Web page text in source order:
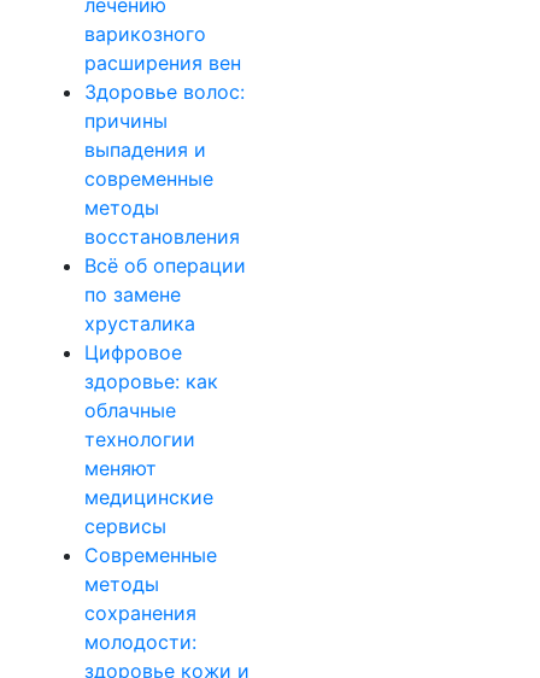
лечению
варикозного
расширения вен
Здоровье волос:
причины
выпадения и
современные
методы
восстановления
Всё об операции
по замене
хрусталика
Цифровое
здоровье: как
облачные
технологии
меняют
медицинские
сервисы
Современные
методы
сохранения
молодости:
здоровье кожи и